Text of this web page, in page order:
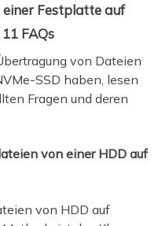
Festplatte auf
FAQs
von Dateien
SSD haben, lesen
Fragen und deren
von einer HDD auf
von HDD auf